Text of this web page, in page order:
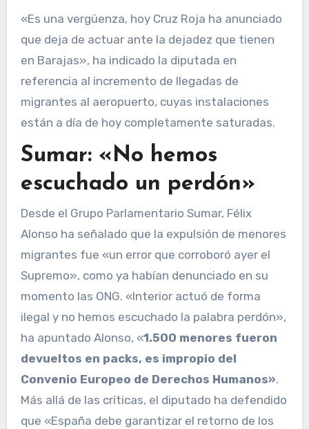
«Es una vergüenza, hoy Cruz Roja ha anunciado
que deja de actuar ante la dejadez que tienen
en Barajas», ha indicado la diputada en
referencia al incremento de llegadas de
migrantes al aeropuerto, cuyas instalaciones
están a día de hoy completamente saturadas.
Sumar: «No hemos
escuchado un perdón»
Desde el Grupo Parlamentario Sumar, Félix
Alonso ha señalado que la expulsión de menores
migrantes fue «un error que corroboró ayer el
Supremo», como ya habían denunciado en su
momento las ONG. «Interior actuó de forma
ilegal y no hemos escuchado la palabra perdón»,
ha apuntado Alonso, «1.500 menores fueron
devueltos en packs, es impropio del
Convenio Europeo de Derechos Humanos».
Más allá de las críticas, el diputado ha defendido
que «España debe garantizar el retorno de los